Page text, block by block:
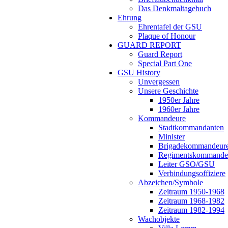
Das Denkmaltagebuch
Ehrung
Ehrentafel der GSU
Plaque of Honour
GUARD REPORT
Guard Report
Special Part One
GSU History
Unvergessen
Unsere Geschichte
1950er Jahre
1960er Jahre
Kommandeure
Stadtkommandanten
Minister
Leiter GSO/GSU
Verbindungsoffiziere
Abzeichen/Symbole
Zeitraum 1950-1968
Zeitraum 1968-1982
Zeitraum 1982-1994
Wachobjekte